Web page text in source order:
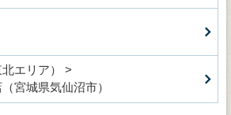
エリア） >
宮城県気仙沼市）